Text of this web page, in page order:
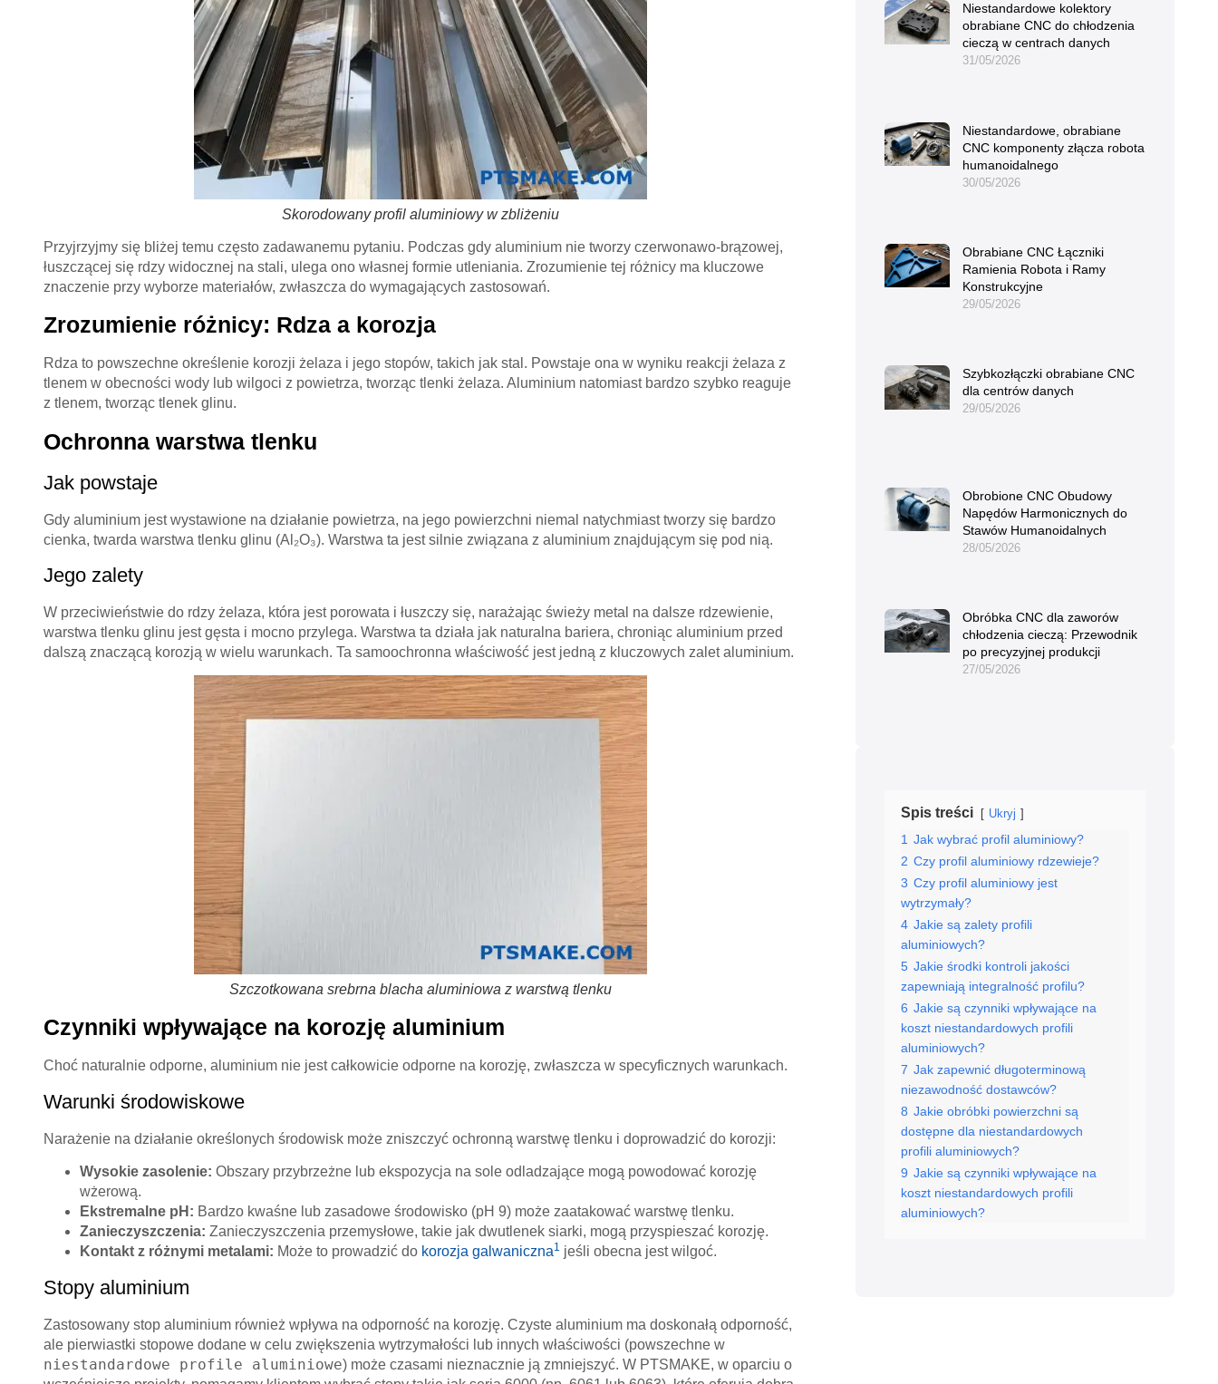
Skorodowany profil aluminiowy w zbliżeniu
Przyjrzyjmy się bliżej temu często zadawanemu pytaniu. Podczas gdy aluminium nie tworzy czerwonawo-brązowej,
łuszczącej się rdzy widocznej na stali, ulega ono własnej formie utleniania. Zrozumienie tej różnicy ma kluczowe
znaczenie przy wyborze materiałów, zwłaszcza do wymagających zastosowań.
Zrozumienie różnicy: Rdza a korozja
Rdza to powszechne określenie korozji żelaza i jego stopów, takich jak stal. Powstaje ona w wyniku reakcji żelaza z
tlenem w obecności wody lub wilgoci z powietrza, tworząc tlenki żelaza. Aluminium natomiast bardzo szybko reaguje
z tlenem, tworząc tlenek glinu.
Ochronna warstwa tlenku
Jak powstaje
Gdy aluminium jest wystawione na działanie powietrza, na jego powierzchni niemal natychmiast tworzy się bardzo
cienka, twarda warstwa tlenku glinu (Al₂O₃). Warstwa ta jest silnie związana z aluminium znajdującym się pod nią.
Jego zalety
W przeciwieństwie do rdzy żelaza, która jest porowata i łuszczy się, narażając świeży metal na dalsze rdzewienie,
warstwa tlenku glinu jest gęsta i mocno przylega. Warstwa ta działa jak naturalna bariera, chroniąc aluminium przed
dalszą znaczącą korozją w wielu warunkach. Ta samoochronna właściwość jest jedną z kluczowych zalet aluminium.
Szczotkowana srebrna blacha aluminiowa z warstwą tlenku
Czynniki wpływające na korozję aluminium
Choć naturalnie odporne, aluminium nie jest całkowicie odporne na korozję, zwłaszcza w specyficznych warunkach.
Warunki środowiskowe
Narażenie na działanie określonych środowisk może zniszczyć ochronną warstwę tlenku i doprowadzić do korozji:
Wysokie zasolenie: Obszary przybrzeżne lub ekspozycja na sole odladzające mogą powodować korozję
wżerową.
Ekstremalne pH: Bardzo kwaśne lub zasadowe środowisko (pH 9) może zaatakować warstwę tlenku.
Zanieczyszczenia: Zanieczyszczenia przemysłowe, takie jak dwutlenek siarki, mogą przyspieszać korozję.
Kontakt z różnymi metalami: Może to prowadzić do korozja galwaniczna1 jeśli obecna jest wilgoć.
Stopy aluminium
Zastosowany stop aluminium również wpływa na odporność na korozję. Czyste aluminium ma doskonałą odporność,
ale pierwiastki stopowe dodane w celu zwiększenia wytrzymałości lub innych właściwości (powszechne w
niestandardowe profile aluminiowe) może czasami nieznacznie ją zmniejszyć. W PTSMAKE, w oparciu o
Niestandardowe kolektory
obrabiane CNC do chłodzenia
cieczą w centrach danych
31/05/2026
Niestandardowe, obrabiane
CNC komponenty złącza robota
humanoidalnego
30/05/2026
Obrabiane CNC Łączniki
Ramienia Robota i Ramy
Konstrukcyjne
29/05/2026
Szybkozłączki obrabiane CNC
dla centrów danych
29/05/2026
Obrobione CNC Obudowy
Napędów Harmonicznych do
Stawów Humanoidalnych
28/05/2026
Obróbka CNC dla zaworów
chłodzenia cieczą: Przewodnik
po precyzyjnej produkcji
27/05/2026
Spis treści Ukryj
1 Jak wybrać profil aluminiowy?
2 Czy profil aluminiowy rdzewieje?
3 Czy profil aluminiowy jest
wytrzymały?
4 Jakie są zalety profili
aluminiowych?
5 Jakie środki kontroli jakości
zapewniają integralność profilu?
6 Jakie są czynniki wpływające na
koszt niestandardowych profili
aluminiowych?
7 Jak zapewnić długoterminową
niezawodność dostawców?
8 Jakie obróbki powierzchni są
dostępne dla niestandardowych
profili aluminiowych?
9 Jakie są czynniki wpływające na
koszt niestandardowych profili
aluminiowych?